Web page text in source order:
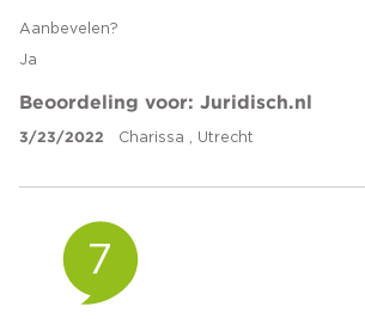
Aanbevelen?
Ja
Beoordeling voor: Juridisch.nl
3/23/2022 Charissa , Utrecht
7